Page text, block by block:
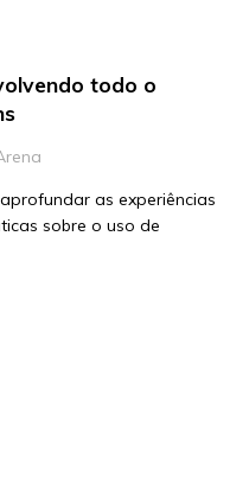
todo o
as experiências
sobre o uso de